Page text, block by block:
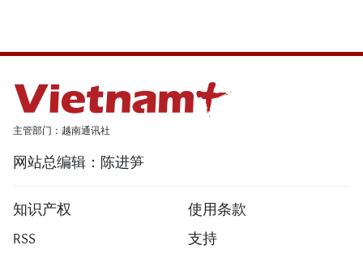
主管部门：越南通讯社
网站总编辑：陈进笋
知识产权
使用条款
RSS
支持